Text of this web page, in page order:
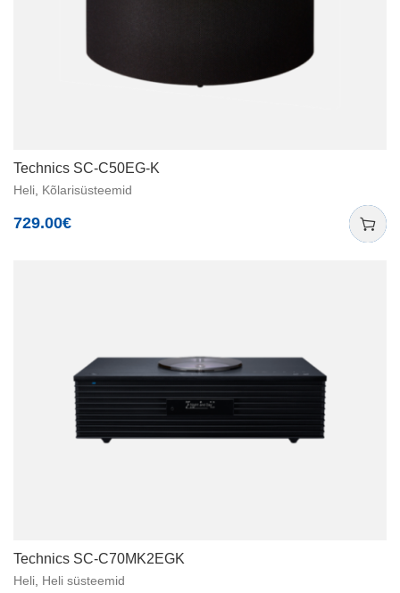
Technics SC-C50EG-K
Heli Kõlarisüsteemid
729.00€
Technics SC-C70MK2EGK
Heli Heli süsteemid